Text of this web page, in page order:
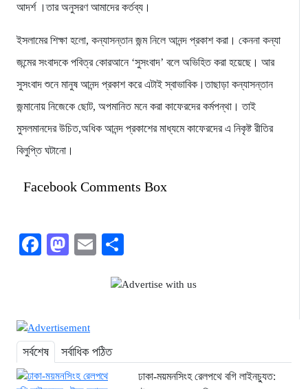
আদর্শ ।তার অনুসরণ আমাদের কর্তব্য।
ইসলামের শিক্ষা হলো, কন্যাসন্তান জন্ম নিলে আনন্দ প্রকাশ করা। কেননা কন্যা
জন্মের সংবাদকে পবিত্র কোরআনে ‘সুসংবাদ’ বলে অভিহিত করা হয়েছে। আর
সুসংবাদ শুনে মানুষ আনন্দ প্রকাশ করে এটাই স্বাভাবিক।তাছাড়া কন্যাসন্তান
জন্মানোয় নিজেকে ছোট, অপমানিত মনে করা কাফেরদের কর্মপন্থা। তাই
মুসলমানদের উচিত,অধিক আনন্দ প্রকাশের মাধ্যমে কাফেরদের এ নিকৃষ্ট রীতির
বিলুপ্তি ঘটানো।
Facebook Comments Box
Facebook
Mastodon
Email
সর্বশেষ সর্বাধিক পঠিত
ঢাকা-ময়মনসিংহ রেলপথে বগি লাইনচ্যুত: